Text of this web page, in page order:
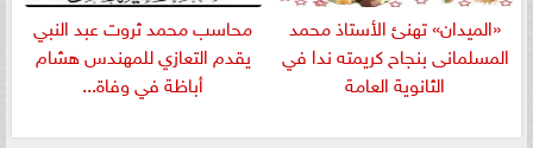
«الميدان» تهنئ الأستاذ محمد
المسلمانى بنجاح كريمته ندا في
الثانوية العامة
​محاسب محمد ثروت عبد النبي
يقدم التعازي للمهندس هشام
أباظة في وفاة...